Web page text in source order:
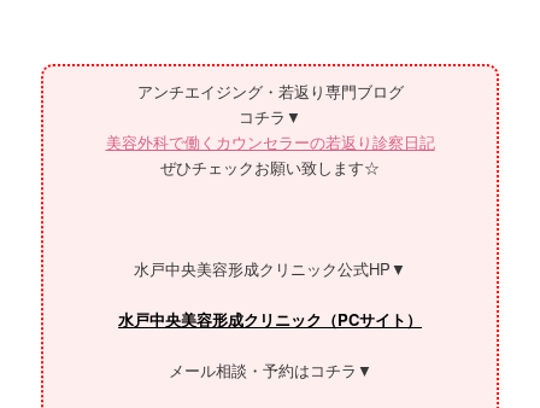
アンチエイジング・若返り専門ブログ
コチラ▼
美容外科で働くカウンセラーの若返り診察日記
ぜひチェックお願い致します☆
水戸中央美容形成クリニック公式HP▼
水戸中央美容形成クリニック（PCサイト）
メール相談・予約はコチラ▼